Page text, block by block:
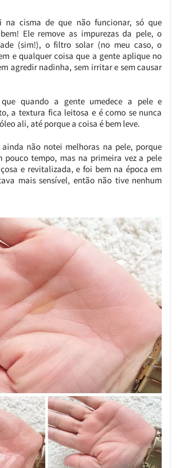
cisma de que não funcionar, só que
Ele remove as impurezas da pele, o
(sim!), o filtro solar (no meu caso, o
e qualquer coisa que a gente aplique no
agredir nadinha, sem irritar e sem causar
quando a gente umedece a pele e
a textura fica leitosa e é como se nunca
ali, até porque a coisa é bem leve.
ainda não notei melhoras na pele, porque
pouco tempo, mas na primeira vez a pele
e revitalizada, e foi bem na época em
mais sensível, então não tive nenhum